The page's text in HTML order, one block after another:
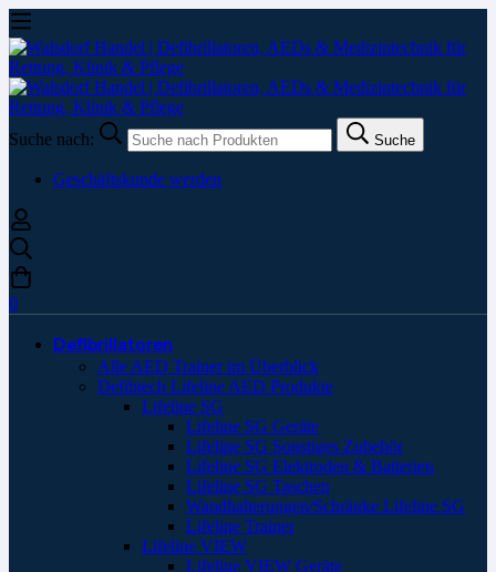
Suche nach: Suche
Geschäftskunde werden
0
Defibrillatoren
Alle AED Trainer im Überblick
Defibtech Lifeline AED Produkte
Lifeline SG
Lifeline SG Geräte
Lifeline SG Sonstiges Zubehör
Lifeline SG Elektroden & Batterien
Lifeline SG Taschen
Wandhalterungen/Schränke Lifeline SG
Lifeline Trainer
Lifeline VIEW
Lifeline VIEW Geräte